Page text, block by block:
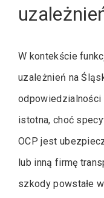
W kontekście
uzależnień na
odpowiedzialności
istotna, choć
OCP jest
lub inną firmę
szkody powstałe